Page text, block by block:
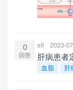
0
回答
slt 2023-
肝病患者
血脂 肝